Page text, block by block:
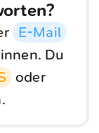
E-Mail
Du
oder